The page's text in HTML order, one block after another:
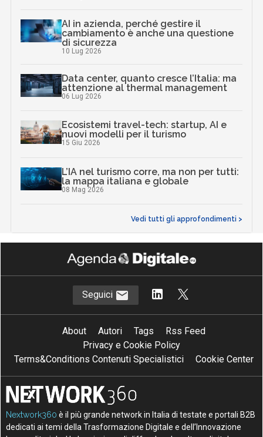
AI in azienda, perché gestire il
cambiamento è anche una questione
di sicurezza
10 Lug 2026
Data center, quanto cresce l’Italia: ma
attenzione al thermal management
06 Lug 2026
Ecosistemi travel-tech: startup, AI e
nuovi modelli per il turismo
15 Giu 2026
L’IA nel turismo corre, ma non per tutti:
la mappa italiana e globale
08 Mag 2026
Vedi tutti gli approfondimenti >
Seguici
About Autori Tags
Rss Feed
Privacy e Cookie Policy
Terms&Conditions Contenuti Specialistici
Cookie Center
Nextwork360 è il più grande network in Italia di testate e portali B2B
dedicati ai temi della Trasformazione Digitale e dell’Innovazione